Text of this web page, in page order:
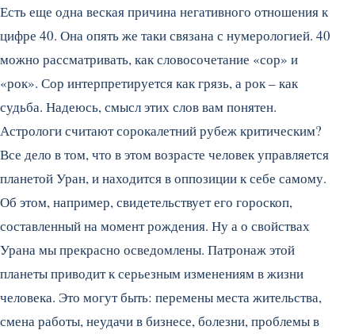
Есть еще одна веская причина негативного отношения к
цифре 40. Она опять же таки связана с нумерологией. 40
можно рассматривать, как словосочетание «сор» и
«рок». Сор интерпретируется как грязь, а рок – как
судьба. Надеюсь, смысл этих слов вам понятен.
Астрологи считают сорокалетний рубеж критическим?
Все дело в том, что в этом возрасте человек управляется
планетой Уран, и находится в оппозиции к себе самому.
Об этом, например, свидетельствует его гороскоп,
составленный на момент рождения. Ну а о свойствах
Урана мы прекрасно осведомлены. Патронаж этой
планеты приводит к серьезным изменениям в жизни
человека. Это могут быть: перемены места жительства,
смена работы, неудачи в бизнесе, болезни, проблемы в